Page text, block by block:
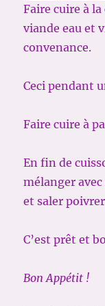
Faire cuire à
viande eau et
convenance.
Ceci pendant
Faire cuire à
En fin de
mélanger
et saler
C’est prêt et
Bon Appétit !